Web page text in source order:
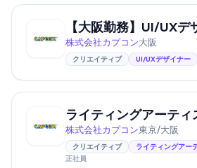
【大阪勤務】UI/UXデ
株式会社カプコン大阪
クリエイティブ UI/UXデザイナー
ライティングアーティ
株式会社カプコン東京/大阪
クリエイティブ ライティングアー
正社員